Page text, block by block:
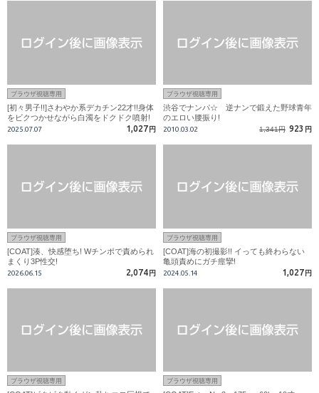
ブラウザ視聴専用
[初々男子!!]さわやか系デカチン22才!!身体
をビクつかせながら白濁をドクドク噴射!
2025.07.07 1,027 円
ブラウザ視聴専用
渋谷でナンパ☆ 逆ナンで鍛えた野球青年
のエロい腰振り!
2010.03.02 1,341円 923 円
ブラウザ視聴専用
[COAT]湊、快感堕ち! Wチンポで責められ
まくり3P性交!
2026.06.15 2,074 円
ブラウザ視聴専用
[COAT]海の初撮影!! イっても終わらない
亀頭責めにガチ痙攣!
2024.05.14 1,027 円
ブラウザ視聴専用 ブラウザ視聴専用